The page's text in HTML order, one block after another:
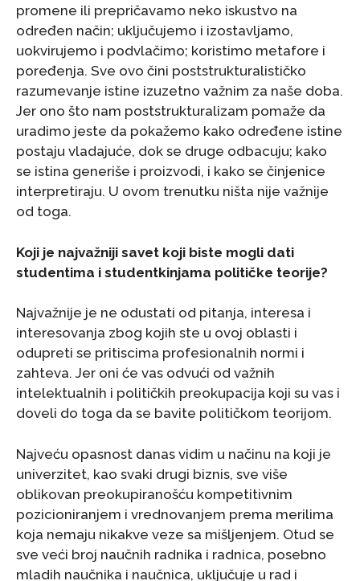
promene ili prepričavamo neko iskustvo na
određen način; uključujemo i izostavljamo,
uokvirujemo i podvlačimo; koristimo metafore i
poređenja. Sve ovo čini poststrukturalističko
razumevanje istine izuzetno važnim za naše doba.
Jer ono što nam poststrukturalizam pomaže da
uradimo jeste da pokažemo kako određene istine
postaju vladajuće, dok se druge odbacuju; kako
se istina generiše i proizvodi, i kako se činjenice
interpretiraju. U ovom trenutku ništa nije važnije
od toga.
Koji je najvažniji savet koji biste mogli dati
studentima i studentkinjama političke teorije?
Najvažnije je ne odustati od pitanja, interesa i
interesovanja zbog kojih ste u ovoj oblasti i
odupreti se pritiscima profesionalnih normi i
zahteva. Jer oni će vas odvući od važnih
intelektualnih i političkih preokupacija koji su vas i
doveli do toga da se bavite političkom teorijom.
Najveću opasnost danas vidim u načinu na koji je
univerzitet, kao svaki drugi biznis, sve više
oblikovan preokupiranošću kompetitivnim
pozicioniranjem i vrednovanjem prema merilima
koja nemaju nikakve veze sa mišljenjem. Otud se
sve veći broj naučnih radnika i radnica, posebno
mladih naučnika i naučnica, uključuje u rad i